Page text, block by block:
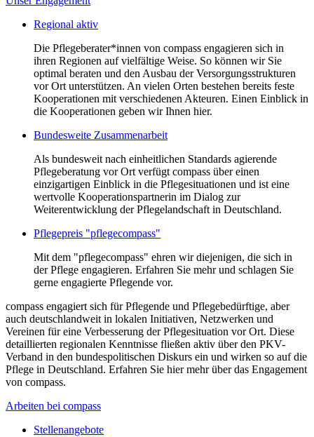
Regional aktiv
Die Pflegeberater*innen von compass engagieren sich in
ihren Regionen auf vielfältige Weise. So können wir Sie
optimal beraten und den Ausbau der Versorgungsstrukturen
vor Ort unterstützen. An vielen Orten bestehen bereits feste
Kooperationen mit verschiedenen Akteuren. Einen Einblick in
die Kooperationen geben wir Ihnen hier.
Bundesweite Zusammenarbeit
Als bundesweit nach einheitlichen Standards agierende
Pflegeberatung vor Ort verfügt compass über einen
einzigartigen Einblick in die Pflegesituationen und ist eine
wertvolle Kooperationspartnerin im Dialog zur
Weiterentwicklung der Pflegelandschaft in Deutschland.
Pflegepreis "pflegecompass"
Mit dem "pflegecompass" ehren wir diejenigen, die sich in
der Pflege engagieren. Erfahren Sie mehr und schlagen Sie
gerne engagierte Pflegende vor.
compass engagiert sich für Pflegende und Pflegebedürftige, aber
auch deutschlandweit in lokalen Initiativen, Netzwerken und
Vereinen für eine Verbesserung der Pflegesituation vor Ort. Diese
detaillierten regionalen Kenntnisse fließen aktiv über den PKV-
Verband in den bundespolitischen Diskurs ein und wirken so auf die
Pflege in Deutschland. Erfahren Sie hier mehr über das Engagement
von compass.
Arbeiten bei compass
Stellenangebote